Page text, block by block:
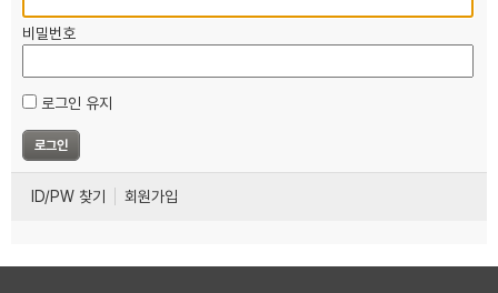
비밀번호
로그인 유지
ID/PW 찾기 회원가입
부설기관
업무